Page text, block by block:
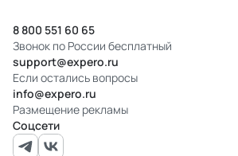
8 800 551 60 65
Звонок по России бесплатный
support@expero.ru
Если остались вопросы
info@expero.ru
Размещение рекламы
Соцсети